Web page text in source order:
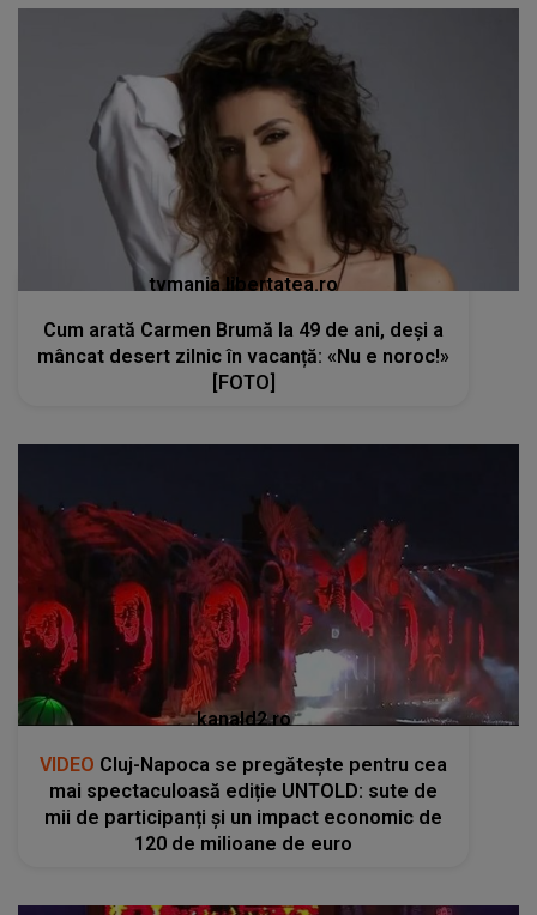
tvmania.libertatea.ro
Cum arată Carmen Brumă la 49 de ani, deși a
mâncat desert zilnic în vacanță: «Nu e noroc!»
[FOTO]
kanald2.ro
VIDEO Cluj-Napoca se pregătește pentru cea
mai spectaculoasă ediție UNTOLD: sute de
mii de participanți și un impact economic de
120 de milioane de euro